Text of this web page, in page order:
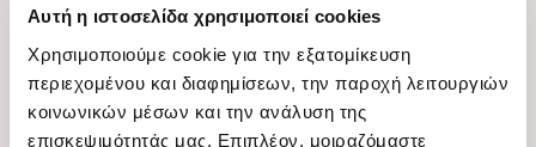
Αυτή η ιστοσελίδα χρησιμοποιεί cookies
Χρησιμοποιούμε cookie για την εξατομίκευση
περιεχομένου και διαφημίσεων, την παροχή λειτουργιών
κοινωνικών μέσων και την ανάλυση της
επισκεψιμότητάς μας. Επιπλέον, μοιραζόμαστε
View
Losan
View
Losan